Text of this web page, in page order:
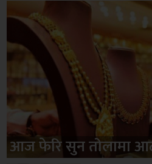
आज फेरि सुन तोलामा